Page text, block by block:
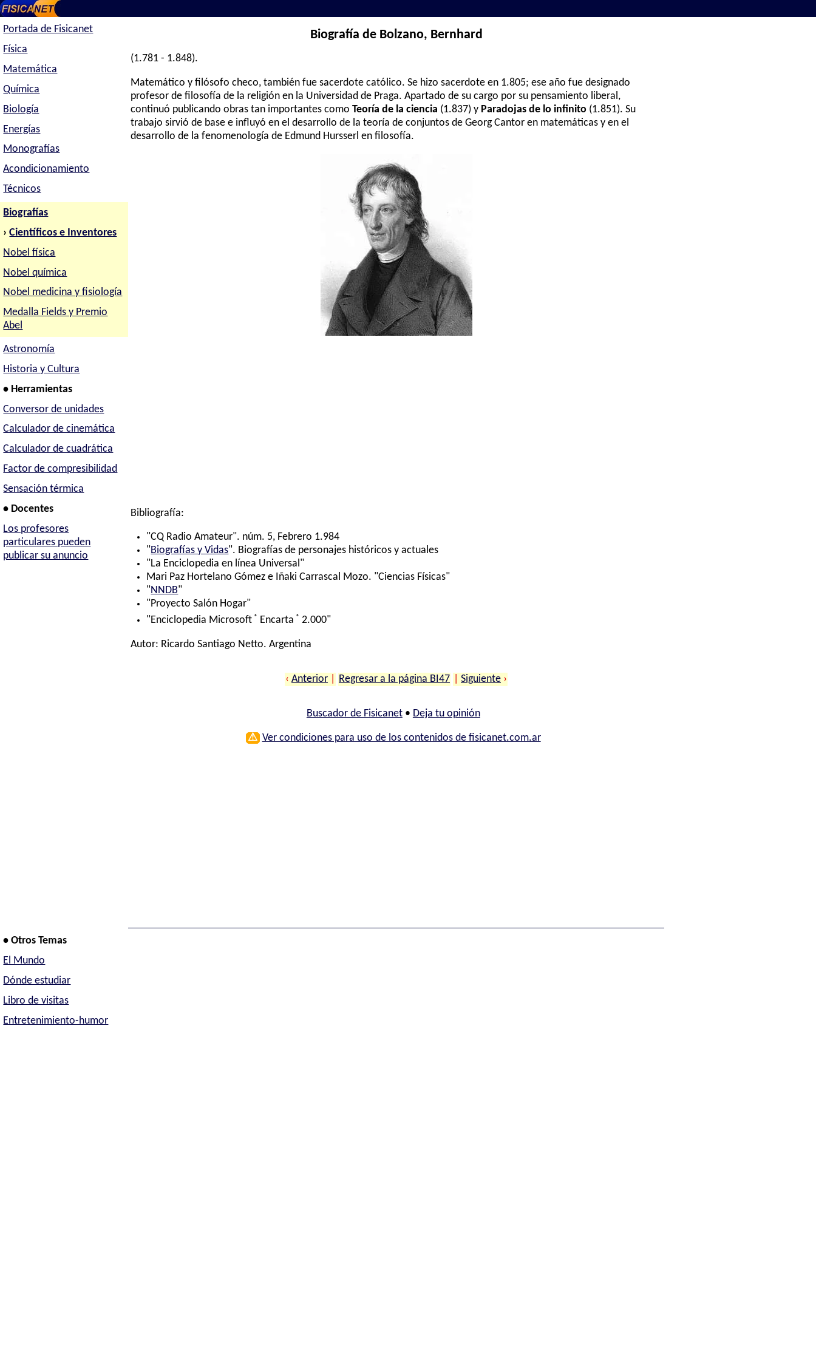
Portada de Fisicanet
Física
Matemática
Química
Biología
Energías
Monografías
Acondicionamiento
Técnicos
Biografías
›Científicos e Inventores
Nobel física
Nobel química
Nobel medicina y fisiología
Medalla Fields y Premio
Abel
Astronomía
Historia y Cultura
• Herramientas
Conversor de unidades
Calculador de cinemática
Calculador de cuadrática
Factor de compresibilidad
Sensación térmica
• Docentes
Los profesores
particulares pueden
publicar su anuncio
Biografía de Bolzano, Bernhard
(1.781 - 1.848).
Matemático y filósofo checo, también fue sacerdote católico. Se hizo sacerdote en 1.805; ese año fue designado
profesor de filosofía de la religión en la Universidad de Praga. Apartado de su cargo por su pensamiento liberal,
continuó publicando obras tan importantes comoTeoría de la ciencia (1.837) y Paradojas de lo infinito (1.851). Su
trabajo sirvió de base e influyó en el desarrollo de la teoría de conjuntos de Georg Cantor en matemáticas y en el
desarrollo de la fenomenología de Edmund Hursserl en filosofía.
Bibliografía:
"CQ Radio Amateur". núm. 5, Febrero 1.984
"Biografías y Vidas". Biografías de personajes históricos y actuales
"La Enciclopedia en línea Universal"
Mari Paz Hortelano Gómez e Iñaki Carrascal Mozo. "Ciencias Físicas"
"NNDB"
"Proyecto Salón Hogar"
"Enciclopedia Microsoft ® Encarta ® 2.000"
Autor: Ricardo Santiago Netto. Argentina
‹ Anterior Regresar a la página BI47 Siguiente ›
Buscador de Fisicanet• Deja tu opinión
⚠ Ver condiciones para uso de los contenidos de fisicanet.com.ar
• Otros Temas
El Mundo
Dónde estudiar
Libro de visitas
Entretenimiento-humor